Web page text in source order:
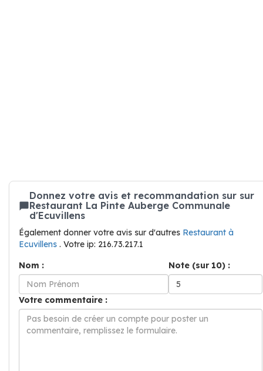
Donnez votre avis et recommandation sur sur
Restaurant La Pinte Auberge Communale
d'Ecuvillens
Également donner votre avis sur d'autres Restaurant à
Ecuvillens . Votre ip: 216.73.217.1
Nom :
Note (sur 10) :
Votre commentaire :